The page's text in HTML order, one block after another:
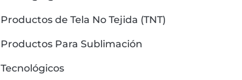
Productos de Tela No Tejida (TNT)
Productos Para Sublimación
Tecnológicos